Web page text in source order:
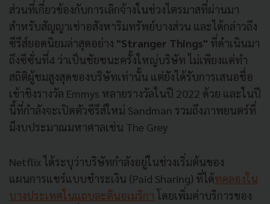
ส่วนที่เกี่ยวข้องกับการเลิกจ้างในช่วงไตรมาสที่ผ่านมา
สำหรับสัญญาเช่าอสังหาริมทรัพย์บางส่วน และได้กล่าวถึง
ซีรีส์ยอดนิยมล่าสุดอย่าง "Stranger Things" ที่ดำเนินมา
ถึงซีซั่นที่4 ว่าเป็นชัยชนะครั้งใหญ่บริษัท ไม่เพียงแต่ทำ
สถิติผู้ชมสูงสุดของบริษัทเท่านั้น แต่ยังได้รับการเสนอชื่อ
เข้าชิงรางวัล Emmys หลายรางวัลในปี 2022 ด้วย และในปี
นี้ที่กำลังจะเปิดตัวซีรีส์ใหม่ Sandman รวมถึงภาพยนตร์ที่
มีงบประมาณมหาศาลเช่น The Grey
Netflix ได้ระบุว่าบริษัทกำลังอยู่ในช่วงเริ่มต้นของ
แผนการแชร์แบบชำระเงิน (Paid Sharing) ที่ได้ทดลองใน
บางประเทศในแถบละตินอเมริกา โดยเพิ่มค่าบริการของ